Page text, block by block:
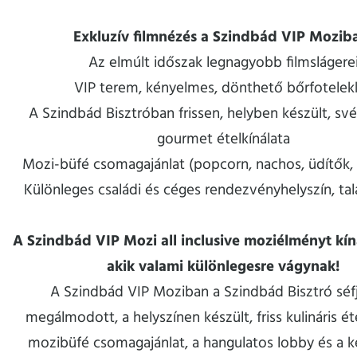
Exkluzív filmnézés a Szindbád VIP
Az elmúlt időszak legnagyobb
VIP terem, kényelmes, dönthető
A Szindbád Bisztróban frissen, helyben készült,
gourmet ételkínálata
Mozi-büfé csomagajánlat (popcorn, nachos,
Különleges családi és céges rendezvényhelyszín,
A Szindbád VIP Mozi all inclusive moziélményt
akik valami különlegesre vágynak!
A Szindbád VIP Moziban a Szindbád Bisztró
megálmodott, a helyszínen készült, friss kulináris
mozibüfé csomagajánlat, a hangulatos lobby és a